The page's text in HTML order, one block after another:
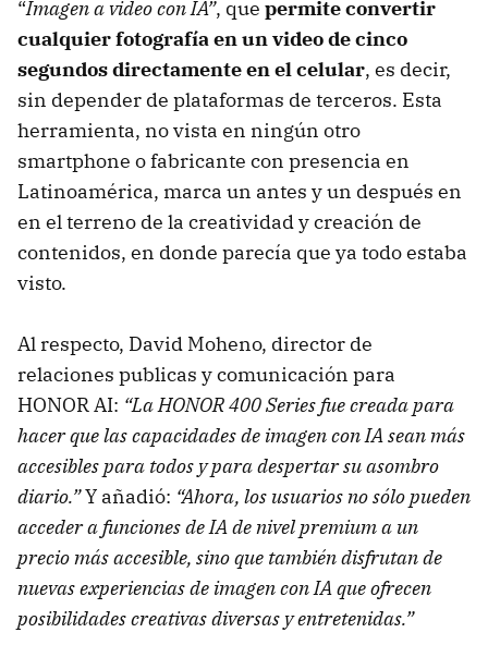
“Imagen a video con IA”, que permite convertir
cualquier fotografía en un video de cinco
segundos directamente en el celular, es decir,
sin depender de plataformas de terceros. Esta
herramienta, no vista en ningún otro
smartphone o fabricante con presencia en
Latinoamérica, marca un antes y un después en
en el terreno de la creatividad y creación de
contenidos, en donde parecía que ya todo estaba
visto.
Al respecto, David Moheno, director de
relaciones publicas y comunicación para
HONOR AI: “La HONOR 400 Series fue creada para
hacer que las capacidades de imagen con IA sean más
accesibles para todos y para despertar su asombro
diario.”Y añadió: “Ahora, los usuarios no sólo pueden
acceder a funciones de IA de nivel premium a un
precio más accesible, sino que también disfrutan de
nuevas experiencias de imagen con IA que ofrecen
posibilidades creativas diversas y entretenidas.”